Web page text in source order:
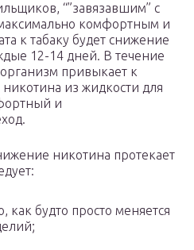
“”завязавшим” с
комфортным и
к табаку будет снижение
12-14 дней. В течение
привыкает к
из жидкости для
и
никотина протекает
как будто просто меняется